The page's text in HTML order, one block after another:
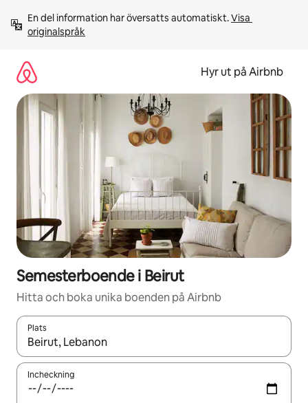
innehåll
En del information har översatts automatiskt. Visa
originalspråk
Hyr ut på Airbnb
Semesterboende i Beirut
Hitta och boka unika boenden på Airbnb
Plats
När resultaten är tillgängliga kan du navigera med upp- och
Incheckning